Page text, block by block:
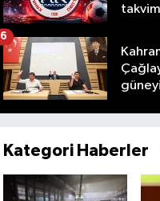
6
Kategori Haberler